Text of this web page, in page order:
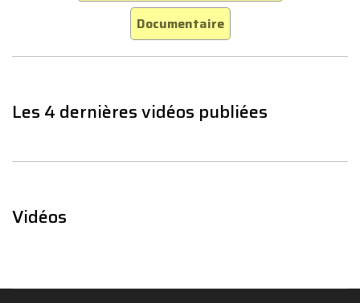
Documentaire
Les 4 dernières vidéos publiées
Vidéos